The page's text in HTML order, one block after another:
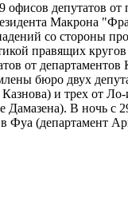
офисов депутатов от
Макрона
со стороны
правящих кругов
от департаментов
бюро двух
и трех от
В ночь с
Фуа (департамент